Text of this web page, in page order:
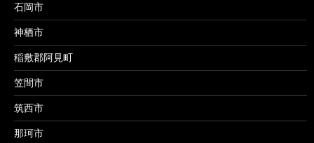
石岡市
神栖市
稲敷郡阿見町
笠間市
筑西市
那珂市